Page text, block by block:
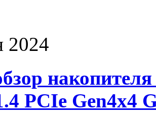
2024
PCIe Gen4х4